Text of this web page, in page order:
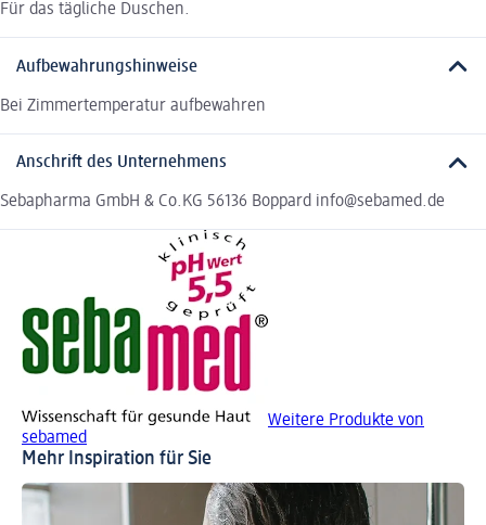
Für das tägliche Duschen.
Aufbewahrungshinweise
Bei Zimmertemperatur aufbewahren
Anschrift des Unternehmens
Sebapharma GmbH & Co.KG 56136 Boppard info@sebamed.de
Weitere Produkte von
sebamed
Mehr Inspiration für Sie